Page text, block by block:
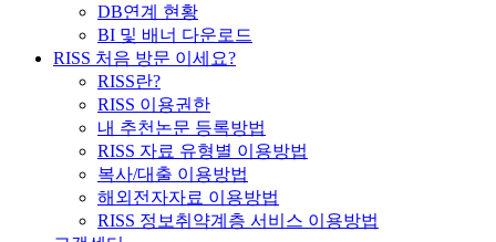
DB연계 현황
BI 및 배너 다운로드
RISS 처음 방문 이세요?
RISS란?
RISS 이용권한
내 추천논문 등록방법
RISS 자료 유형별 이용방법
복사/대출 이용방법
해외전자자료 이용방법
RISS 정보취약계층 서비스 이용방법